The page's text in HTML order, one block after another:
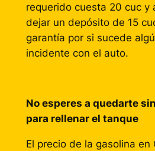
requerido cuesta 20 cuc y
dejar un depósito de 15
garantía por si sucede
incidente con el auto.
No esperes a quedarte
para rellenar el tanque
El precio de la gasolina en